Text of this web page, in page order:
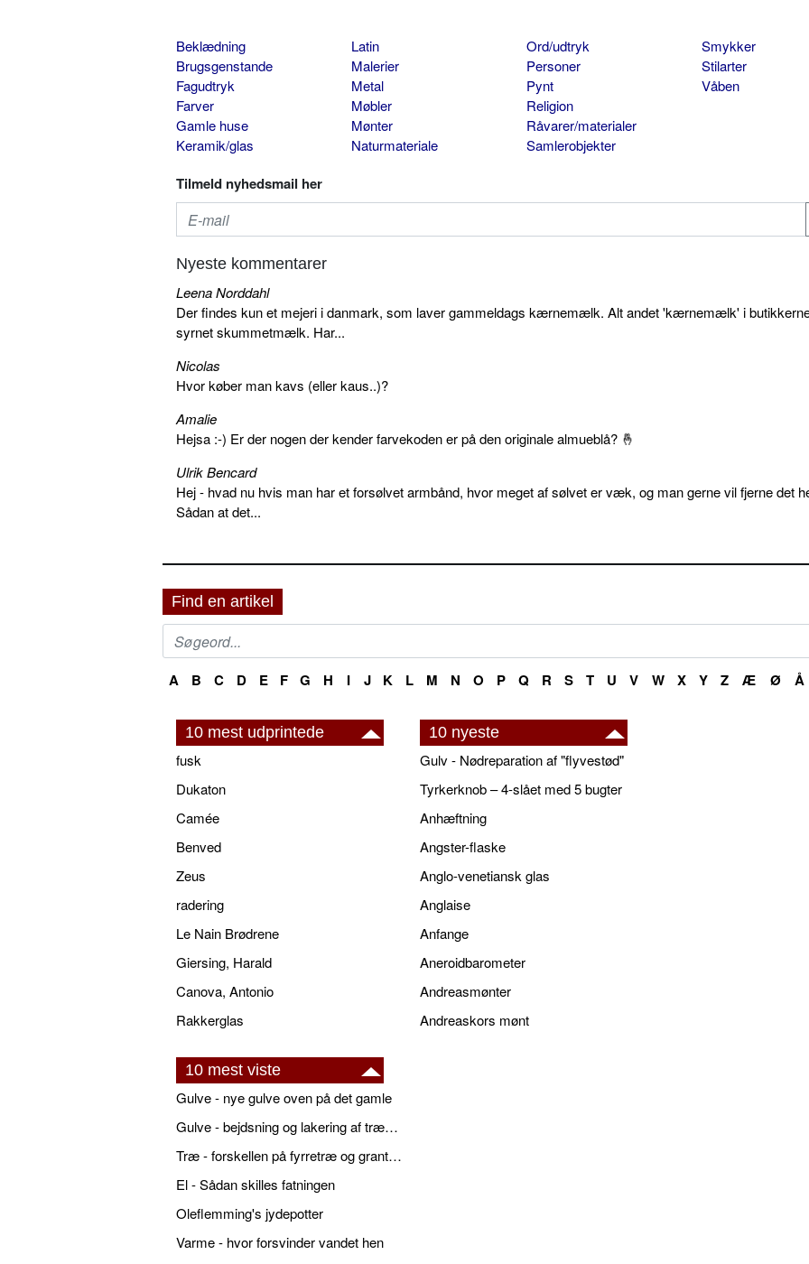
Beklædning
Brugsgenstande
Fagudtryk
Farver
Gamle huse
Keramik/glas
Latin
Malerier
Metal
Møbler
Mønter
Naturmateriale
Ord/udtryk
Personer
Pynt
Religion
Råvarer/materialer
Samlerobjekter
Smykker
Stilarter
Våben
Tilmeld nyhedsmail her
Nyeste kommentarer
Leena Norddahl
Der findes kun et mejeri i danmark, som laver gammeldags kærnemælk. Alt andet 'kærnemælk' i
syrnet skummetmælk. Har...
Nicolas
Hvor køber man kavs (eller kaus..)?
Amalie
Hejsa :-) Er der nogen der kender farvekoden er på den originale almueblå? 🤞
Ulrik Bencard
Hej - hvad nu hvis man har et forsølvet armbånd, hvor meget af sølvet er væk, og man gerne vil fjerne det
Sådan at det...
Find en artikel
A B C D E F G H I J K L M N O P Q R S T U V W X Y Z Æ Ø Å
10 mest udprintede
fusk
Dukaton
Camée
Benved
Zeus
radering
Le Nain Brødrene
Giersing, Harald
Canova, Antonio
Rakkerglas
10 nyeste
Gulv - Nødreparation af "flyvestød"
Tyrkerknob – 4-slået med 5 bugter
Anhæftning
Angster-flaske
Anglo-venetiansk glas
Anglaise
Anfange
Aneroidbarometer
Andreasmønter
Andreaskors mønt
10 mest viste
Gulve - nye gulve oven på det gamle
Gulve - bejdsning og lakering af trægulve
Træ - forskellen på fyrretræ og grantræ
El - Sådan skilles fatningen
Oleflemming's jydepotter
Varme - hvor forsvinder vandet hen